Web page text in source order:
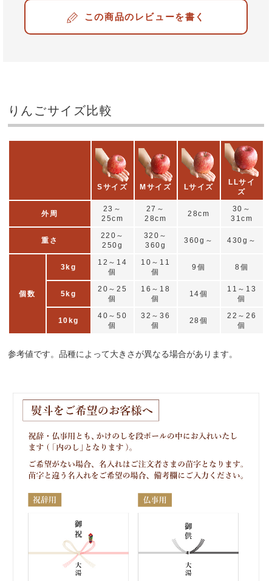
レビューを書く
りんごサイズ比較
Sサイズ Mサイズ Lサイズ
LLサイ
ズ
外周
23～
25cm
27～
28cm
28cm
30～
31cm
重さ
220～
250g
320～
360g
360g～ 430g～
個数
3kg
12～14
個
10～11
個
9個 8個
5kg
20～25
個
16～18
個
14個
11～13
個
10kg
40～50
個
32～36
個
28個
22～26
個
参考値です。品種によって大きさが異なる場合があります。